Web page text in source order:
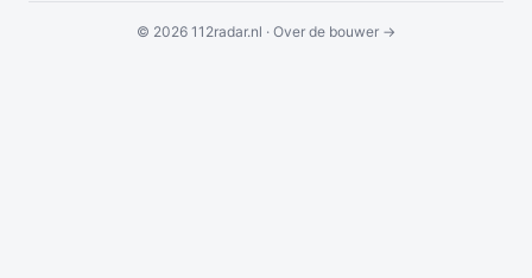
© 2026 112radar.nl · Over de bouwer →